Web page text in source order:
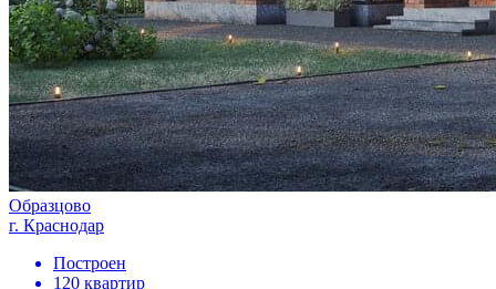
Образцово
г. Краснодар
Построен
120 квартир